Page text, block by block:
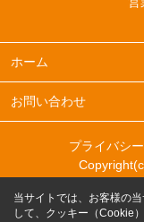
ホーム
お問い合わせ
プライバシ
当サイトでは、お客様の
して、クッキー（Cookie